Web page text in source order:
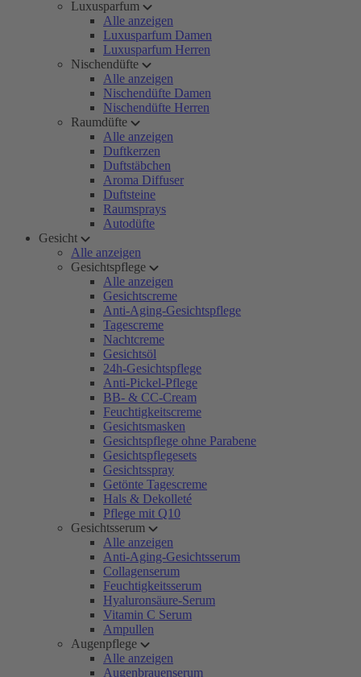
Luxusparfum
Alle anzeigen
Luxusparfum Damen
Luxusparfum Herren
Nischendüfte
Alle anzeigen
Nischendüfte Damen
Nischendüfte Herren
Raumdüfte
Alle anzeigen
Duftkerzen
Duftstäbchen
Aroma Diffuser
Duftsteine
Raumsprays
Autodüfte
Gesicht
Alle anzeigen
Gesichtspflege
Alle anzeigen
Gesichtscreme
Anti-Aging-Gesichtspflege
Tagescreme
Nachtcreme
Gesichtsöl
24h-Gesichtspflege
Anti-Pickel-Pflege
BB- & CC-Cream
Feuchtigkeitscreme
Gesichtsmasken
Gesichtspflege ohne Parabene
Gesichtspflegesets
Gesichtsspray
Getönte Tagescreme
Hals & Dekolleté
Pflege mit Q10
Gesichtsserum
Alle anzeigen
Anti-Aging-Gesichtsserum
Collagenserum
Feuchtigkeitsserum
Hyaluronsäure-Serum
Vitamin C Serum
Ampullen
Augenpflege
Alle anzeigen
Augenbrauenserum